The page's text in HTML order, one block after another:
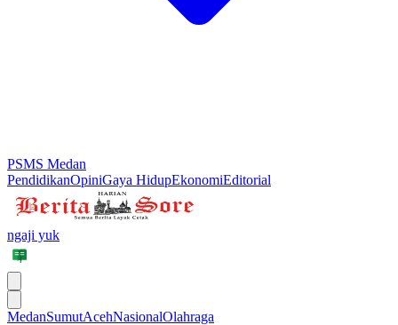
PSMS Medan
PendidikanOpiniGaya HidupEkonomiEditorial
ngaji yuk
MedanSumutAcehNasionalOlahraga